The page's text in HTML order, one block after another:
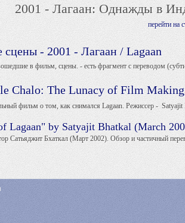
2001 - Лагаан: Однажды в
перейти на
сцены - 2001 - Лагаан / Lagaan
в фильм, сцены. - есть фрагмент с переводом
Chalo: The Lunacy of Film Making
фильм о том, как снимался Lagaan. Режиссер - Satyajit
Lagaan" by Satyajit Bhatkal (March
Сатьяджит Бхаткал (Март 2002). Обзор и частичный